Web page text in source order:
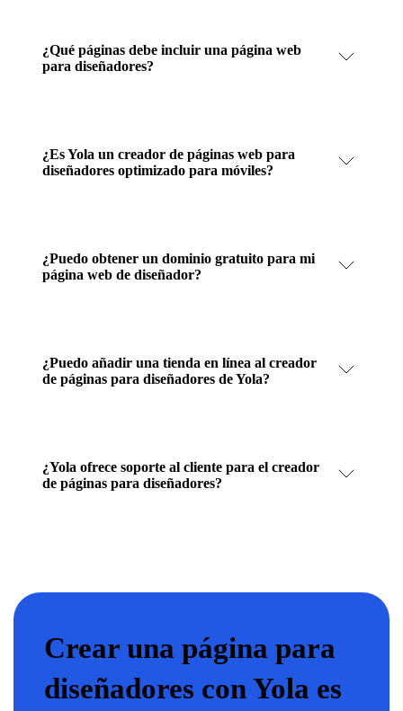
¿Qué páginas debe incluir una página web
para diseñadores?
¿Es Yola un creador de páginas web para
diseñadores optimizado para móviles?
¿Puedo obtener un dominio gratuito para mi
página web de diseñador?
¿Puedo añadir una tienda en línea al creador
de páginas para diseñadores de Yola?
¿Yola ofrece soporte al cliente para el creador
de páginas para diseñadores?
Crear una página para
diseñadores con Yola es